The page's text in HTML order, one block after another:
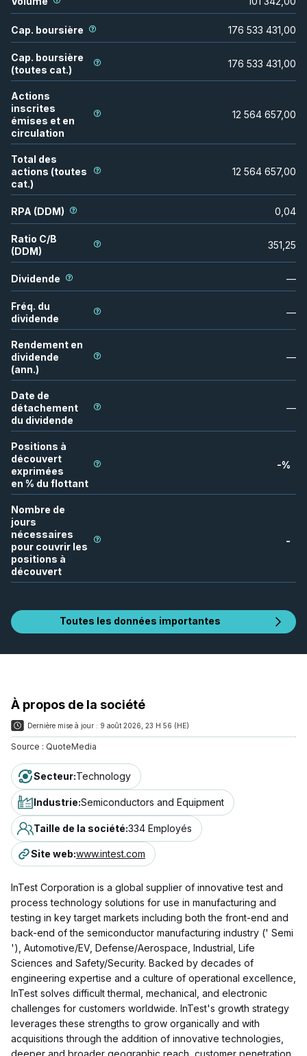
Cap. boursière 176 533 431,00
Cap. boursière
(toutes cat.)
176 533 431,00
Actions
inscrites
émises et en
circulation
12 564 657,00
Total des
actions (toutes
cat.)
12 564 657,00
RPA (DDM) 0,04
Ratio C/B
(DDM)
351,25
Dividende —
Fréq. du
dividende
—
Rendement en
dividende
(ann.)
—
Date de
détachement
du dividende
—
Positions à
découvert
exprimées
en % du flottant
-%
Nombre de
jours
nécessaires
pour couvrir les
positions à
découvert
-
Toutes les données importantes
À propos de la société
Dernière mise à jour : 9 août 2026, 23 H 56 (HE)
Source : QuoteMedia
Secteur:Technology
Industrie:Semiconductors and Equipment
Taille de la société:334 Employés
Site web:www.intest.com
InTest Corporation is a global supplier of innovative test and
process technology solutions for use in manufacturing and
testing in key target markets including both the front-end and
back-end of the semiconductor manufacturing industry (' Semi
'), Automotive/EV, Defense/Aerospace, Industrial, Life
Sciences and Safety/Security. Backed by decades of
engineering expertise and a culture of operational excellence,
InTest solves difficult thermal, mechanical, and electronic
challenges for customers worldwide. InTest's growth strategy
leverages these strengths to grow organically and with
acquisitions through the addition of innovative technologies,
deeper and broader geographic reach, customer penetration